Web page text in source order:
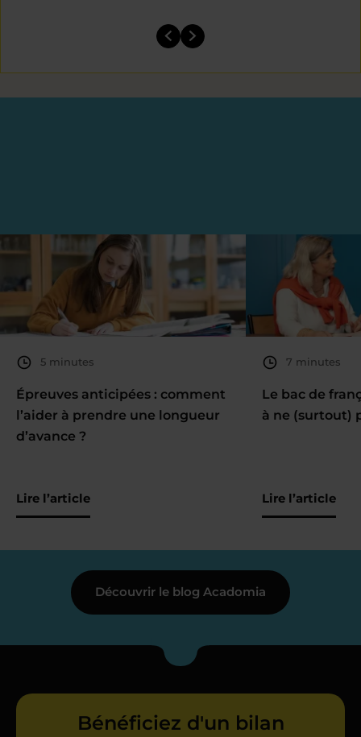
5 minutes
Épreuves anticipées : comment
l’aider à prendre une longueur
d’avance ?
Lire l’article
7 minutes
Le bac de
à ne (surtout)
Lire l’article
Découvrir le blog Acadomia
Bénéficiez d'un bilan